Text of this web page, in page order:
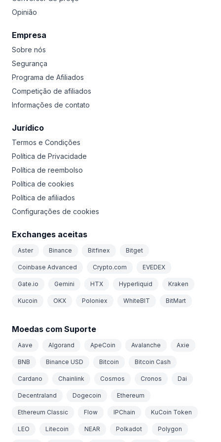
Opinião
Empresa
Sobre nós
Segurança
Programa de Afiliados
Competição de afiliados
Informações de contato
Jurídico
Termos e Condições
Política de Privacidade
Política de reembolso
Política de cookies
Política de afiliados
Configurações de cookies
Exchanges aceitas
Aster Binance Bitfinex Bitget
Coinbase Advanced Crypto.com EVEDEX
Gate.io Gemini HTX Hyperliquid Kraken
Kucoin OKX Poloniex WhiteBIT BitMart
Moedas com Suporte
Aave Algorand ApeCoin Avalanche Axie
BNB Binance USD Bitcoin Bitcoin Cash
Cardano Chainlink Cosmos Cronos Dai
Decentraland Dogecoin Ethereum
Ethereum Classic Flow IPChain KuCoin Token
LEO Litecoin NEAR Polkadot Polygon